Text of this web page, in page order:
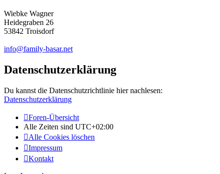
Wiebke Wagner
Heidegraben 26
53842 Troisdorf
info@family-basar.net
Datenschutzerklärung
Du kannst die Datenschutzrichtlinie hier nachlesen:
Datenschutzerklärung
Foren-Übersicht
Alle Zeiten sind UTC+02:00
Alle Cookies löschen
Impressum
Kontakt